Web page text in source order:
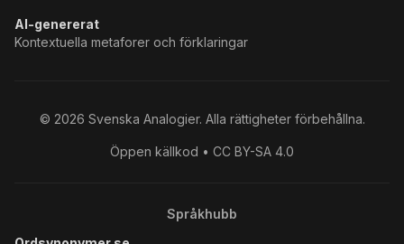
AI-genererat
Kontextuella metaforer och förklaringar
© 2026 Svenska Analogier. Alla rättigheter förbehållna.
Öppen källkod • CC BY-SA 4.0
Språkhubb